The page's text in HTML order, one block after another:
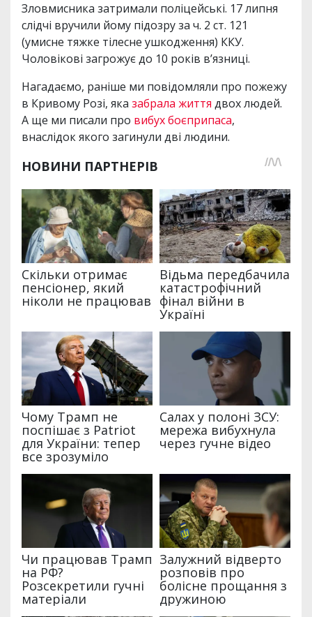
Зловмисника затримали поліцейські. 17 липня
слідчі вручили йому підозру за ч. 2 ст. 121
(умисне тяжке тілесне ушкодження) ККУ.
Чоловікові загрожує до 10 років в’язниці.
Нагадаємо, раніше ми повідомляли про пожежу
в Кривому Розі, яка забрала життя двох людей.
А ще ми писали про вибух боєприпаса,
внаслідок якого загинули дві людини.